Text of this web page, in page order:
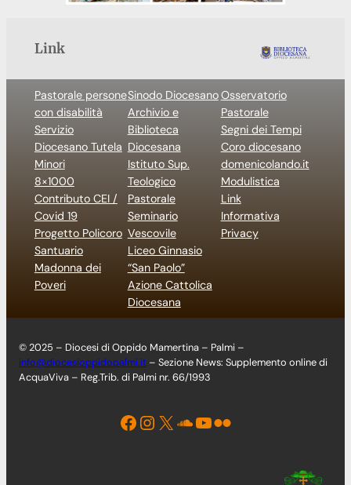
Link
Pastorale persone
con disabilità
Servizio
Diocesano Tutela
Minori
8×1000
Contributo CEI /
Covid 19
Progetto Policoro
Santuario
Madonna dei
Poveri
Sinodo Diocesano
Archivio e
Biblioteca
Diocesana
Istituto Sup.
Teologico
Pastorale
Seminario
Vescovile
Liceo Ginnasio
“San Paolo”
Azione Cattolica
Diocesana
Osservatorio
Pastorale
Segni dei Tempi
Coro diocesano
domenicolando.it
Modulistica
Link
Informativa
Privacy
© 2025 – Diocesi di Oppido Mamertina – Palmi –
info@diocesioppidopalmi.it – Sezione News: Supplemento online di
AcquaViva – Reg.Trib. di Palmi nr. 66/1993
Facebook Instagram X Soundcloud YouTube Flickr